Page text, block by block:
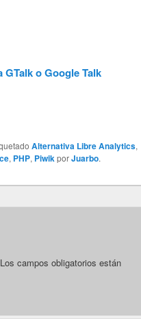
GTalk o Google Talk
Alternativa Libre Analytics,
, PHP, PiwikporJuarbo.
Los campos obligatorios están